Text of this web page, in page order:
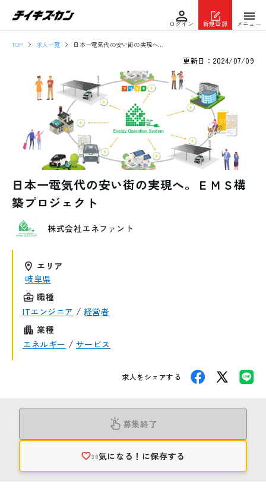
ログイン 新規登録 メニュー
TOP 求人一覧 日本一電気代の安い街の実現へ。ＥＭＳ構築プロジェクト
更新日： 2024/07/09
日本一電気代の安い街の実現へ。ＥＭＳ構
築プロジェクト
株式会社エネファント
エリア
岐阜県
職種
ITエンジニア / 経営者
業種
エネルギー / サービス
求人をシェアする
38気になる！ に保存する
募集終了